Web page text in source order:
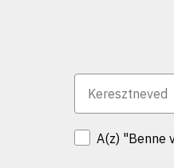
A(z) "Benne